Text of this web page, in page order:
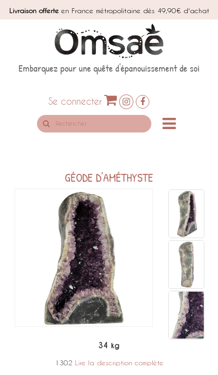
Livraison offerteen France métropolitaine dès 49,90€ d'achat
Embarquez pour une quête d'épanouissement de soi
Se connecter
GÉODE D'AMÉTHYSTE
34 kg
1302 Lire la description complète